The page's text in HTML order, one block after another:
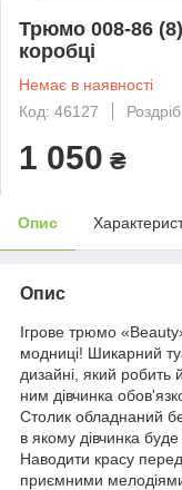
Трюмо 008-86
коробці
Немає в наявності
Код: 46127
Роздріб
1 050 ₴
Опис
Опис
Ігрове трюмо
модниці! Шикарний
дизайні, який
ним дівчинка
Столик обладнаний
в якому дівчинка буде
Наводити красу
приємними мелодіями